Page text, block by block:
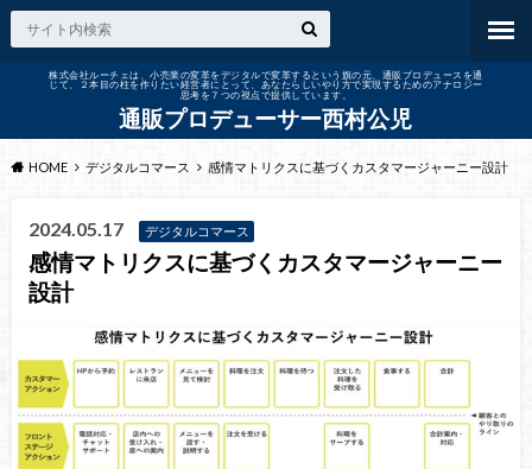
株式会社ルーチェは、小売業の変革をデジタルで変革するという旗の元、通販プロデュースを通
じて、２本目の柱を作りたい経営者にとって、あなたらしいやり方で実現するためのアナロジー
思考を７つの視点で提供しています。
通販プロデューサー西村公児
HOME デジタルコマース 感情マトリクスに基づくカスタマージャーニー設計
2024.05.17 デジタルコマース
感情マトリクスに基づくカスタマージャーニー
設計